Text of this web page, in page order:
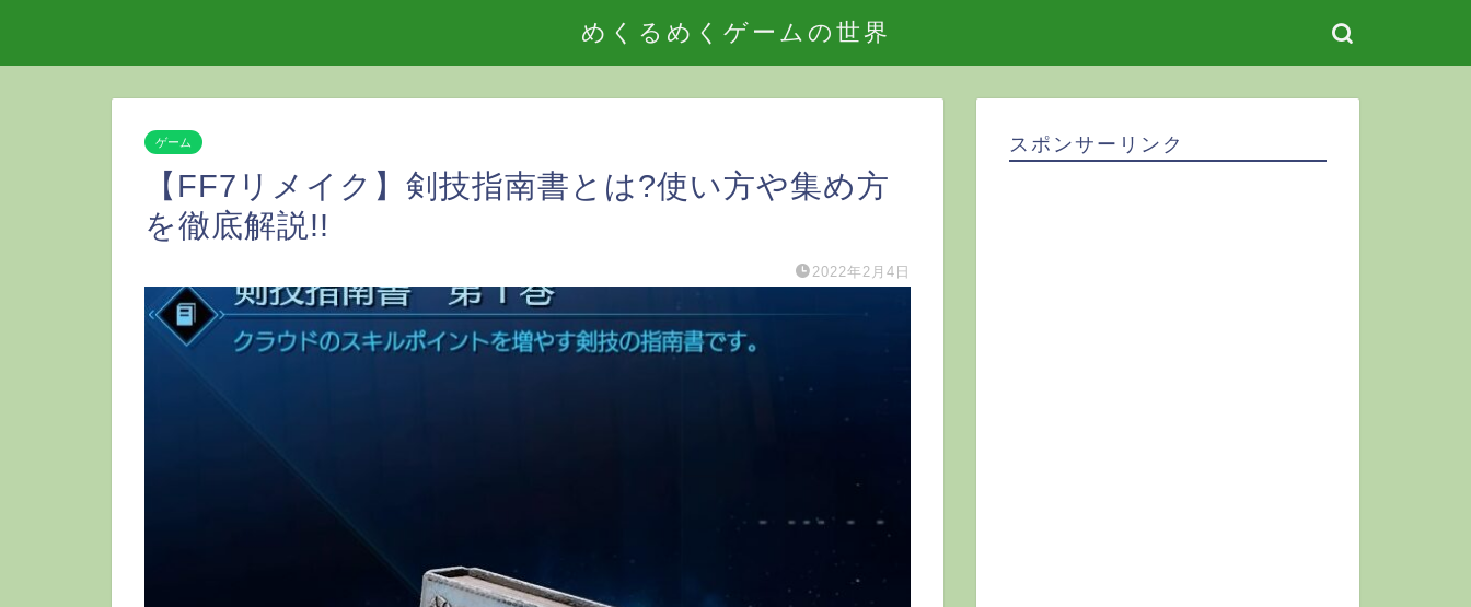
めくるめくゲームの世界
ゲーム
【FF7リメイク】剣技指南書とは?使い方や集め方
を徹底解説!!
2022年2月4日
スポンサーリンク